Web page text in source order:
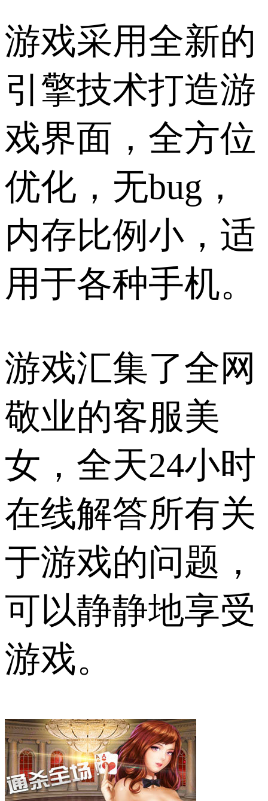
游戏采用全新的
引擎技术打造游
戏界面，全方位
优化，无bug，
内存比例小，适
用于各种手机。
游戏汇集了全网
敬业的客服美
女，全天24小时
在线解答所有关
于游戏的问题，
可以静静地享受
游戏。